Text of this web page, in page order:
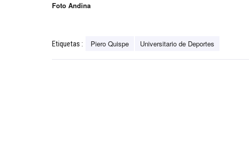
Foto Andina
Etiquetas : Piero Quispe Universitario de Deportes